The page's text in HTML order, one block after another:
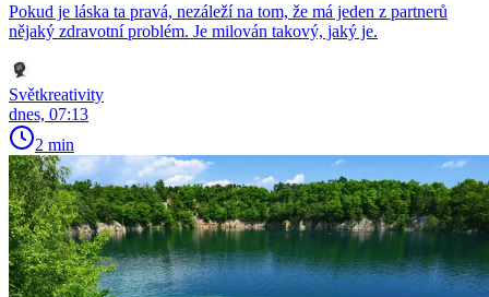
Pokud je láska ta pravá, nezáleží na tom, že má jeden z partnerů
nějaký zdravotní problém. Je milován takový, jaký je.
Světkreativity
dnes, 07:13
2 min